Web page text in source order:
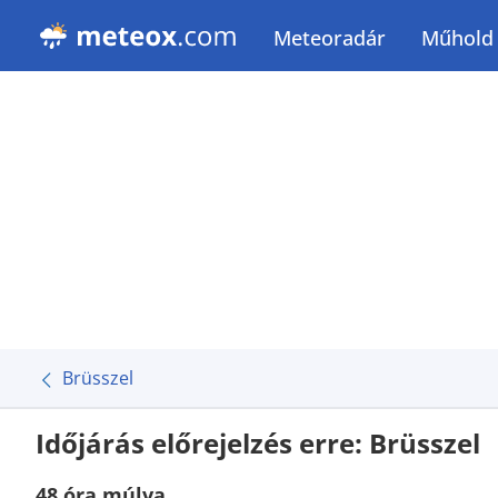
Meteoradár Műhold
Brüsszel
Időjárás előrejelzés erre: Brüsszel